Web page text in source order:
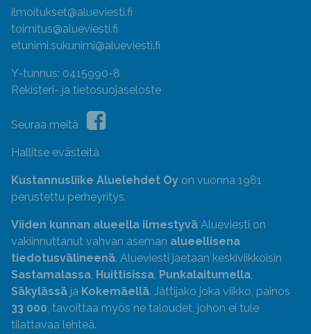
ilmoitukset@alueviesti.fi
toimitus@alueviesti.fi
etunimi.sukunimi@alueviesti.fi
Y-tunnus: 0415990-8
Rekisteri- ja tietosuojaseloste
Seuraa meitä
Hallitse evästeitä
Kustannusliike Aluelehdet Oy on vuonna 1981
perustettu perheyritys.
Viiden kunnan alueella ilmestyvä Alueviesti on
vakiinnuttanut vahvan aseman alueellisena
tiedotusvälineenä. Alueviesti jaetaan keskiviikkoisin
Sastamalassa, Huittisissa, Punkalaitumella,
Säkylässä ja Kokemäellä. Jättijako joka viikko, painos
33 000, tavoittaa myös ne taloudet, johon ei tule
tilattavaa lehteä.